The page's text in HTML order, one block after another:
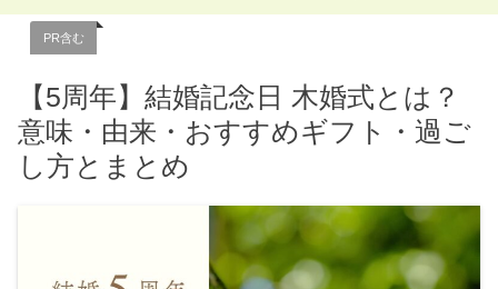
PR含む
【5周年】結婚記念日 木婚式とは？
意味・由来・おすすめギフト・過ご
し方とまとめ